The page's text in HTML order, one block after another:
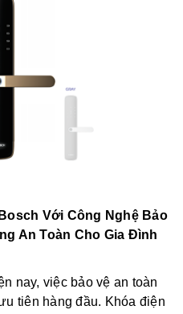
Với Công Nghệ Bảo
An Toàn Cho Gia Đình
nay, việc bảo vệ an toàn
tiên hàng đầu. Khóa điện